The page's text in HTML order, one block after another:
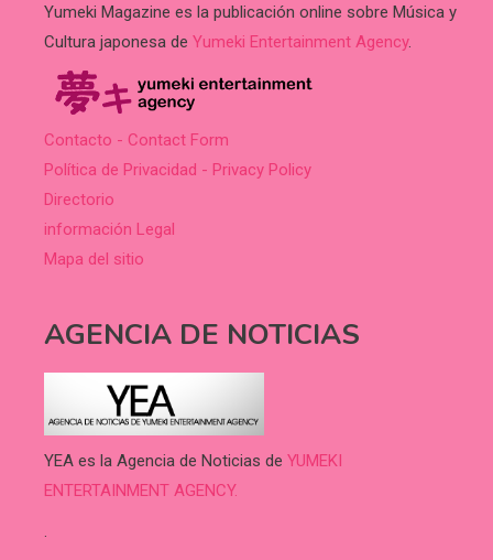
Yumeki Magazine es la publicación online sobre Música y
Cultura japonesa de Yumeki Entertainment Agency.
Contacto - Contact Form
Política de Privacidad - Privacy Policy
Directorio
información Legal
Mapa del sitio
AGENCIA DE NOTICIAS
YEA es la Agencia de Noticias de YUMEKI
ENTERTAINMENT AGENCY.
.